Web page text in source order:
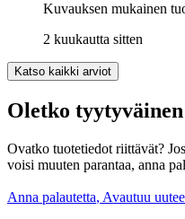
Kuvauksen mukainen
2 kuukautta sitten
Katso kaikki arviot
Oletko
Ovatko tuotetiedot riittävät?
voisi muuten parantaa, anna
Anna palautetta, Avautuu